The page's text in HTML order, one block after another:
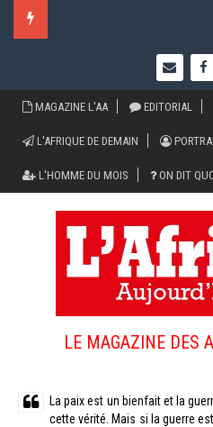
MAGAZINE L'AA EDITORIAL
L'AFRIQUE DE DEMAIN
L'HOMME DU MOIS ON DIT
LE MAGAZINE DES
La paix est un bienfait et la
cette vérité. Mais si la guerre